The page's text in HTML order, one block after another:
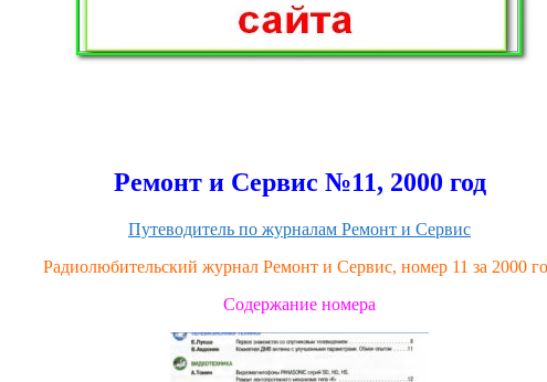
Ремонт и Сервис №11, 2000 год
Путеводитель по журналам Ремонт и Сервис
Радиолюбительский журнал Ремонт и Сервис, номер 11 за 2000
Содержание номера